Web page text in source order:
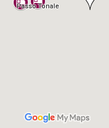
טיולי אקטיב - אופניים, שייט